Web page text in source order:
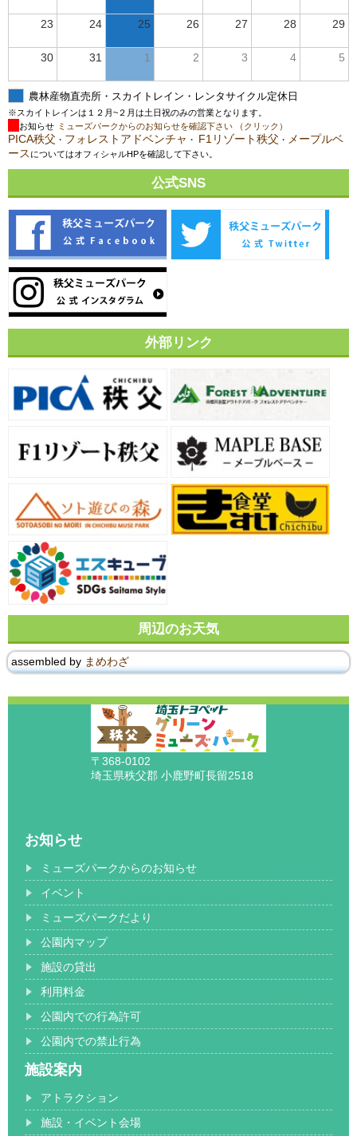
23 24 25 26 27 28 29
30 31 1 2 3 4 5
農林産物直売所・スカイトレイン・レンタサイクル定休日
※スカイトレインは１２月~２月は土日祝のみの営業となります。
お知らせ ミューズパークからのお知らせを確認下さい （クリック）
PICA秩父 ・ フォレストアドベンチャ ・ F1リゾート秩父 ・ メープルベ
ース についてはオフィシャルHPを確認して下さい。
公式SNS
外部リンク
周辺のお天気
assembled by まめわざ
〒368-0102
埼玉県秩父郡 小鹿野町長留2518
お知らせ
ミューズパークからのお知らせ
イベント
ミューズパークだより
公園内マップ
施設の貸出
利用料金
公園内での行為許可
公園内での禁止行為
施設案内
アトラクション
施設・イベント会場